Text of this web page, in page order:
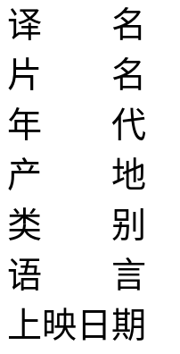
译 名
片 名
年 代
产 地
类 别 喜
语 言
上映日期